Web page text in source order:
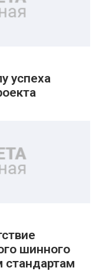
успеха
шинного
стандартам